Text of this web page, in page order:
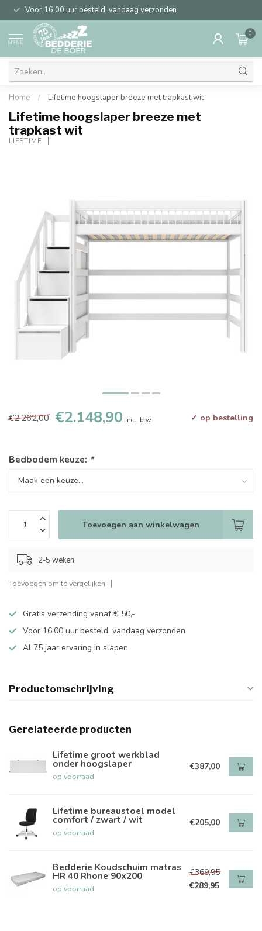
Voor 16:00 uur besteld, vandaag verzonden
MENU
0
Home / Lifetime hoogslaper breeze met trapkast wit
Lifetime hoogslaper breeze met
trapkast wit
LIFETIME
€2.262,00 €2.148,90 Incl. btw ✓ op bestelling
Bedbodem keuze: *
Toevoegen aan winkelwagen
2-5 weken
Toevoegen om te vergelijken
Gratis verzending vanaf € 50,-
Voor 16:00 uur besteld, vandaag verzonden
Al 75 jaar ervaring in slapen
Productomschrijving
Gerelateerde producten
Lifetime groot werkblad
onder hoogslaper
op voorraad
€387,00
Lifetime bureaustoel model
comfort / zwart / wit
op voorraad
€205,00
Bedderie Koudschuim matras
HR 40 Rhone 90x200
op voorraad
€369,95
€289,95